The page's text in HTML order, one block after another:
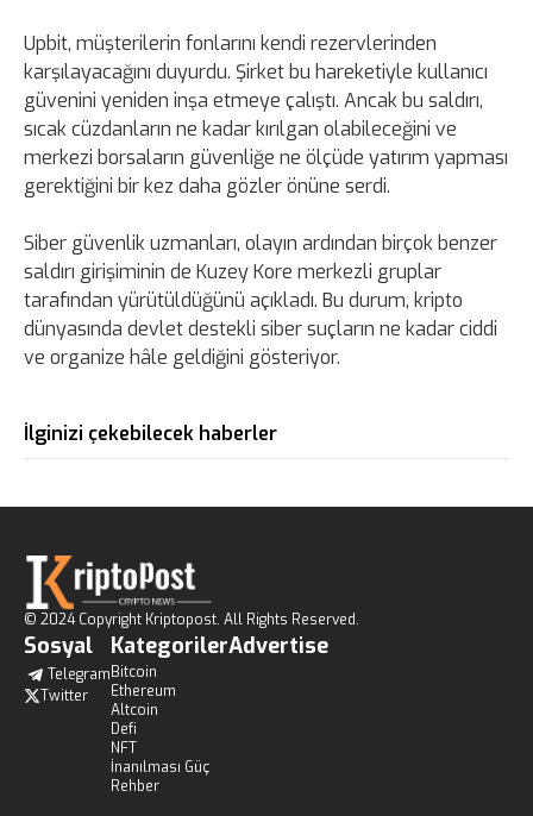
Upbit, müşterilerin fonlarını kendi rezervlerinden
karşılayacağını duyurdu. Şirket bu hareketiyle kullanıcı
güvenini yeniden inşa etmeye çalıştı. Ancak bu saldırı,
sıcak cüzdanların ne kadar kırılgan olabileceğini ve
merkezi borsaların güvenliğe ne ölçüde yatırım yapması
gerektiğini bir kez daha gözler önüne serdi.
Siber güvenlik uzmanları, olayın ardından birçok benzer
saldırı girişiminin de Kuzey Kore merkezli gruplar
tarafından yürütüldüğünü açıkladı. Bu durum, kripto
dünyasında devlet destekli siber suçların ne kadar ciddi
ve organize hâle geldiğini gösteriyor.
İlginizi çekebilecek haberler
© 2024 Copyright Kriptopost. All Rights Reserved.
Sosyal
Telegram
Twitter
Kategoriler
Bitcoin
Ethereum
Altcoin
Defi
NFT
İnanılması Güç
Rehber
Advertise